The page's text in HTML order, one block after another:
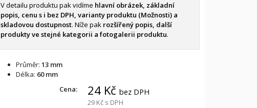
V detailu produktu pak vidíme hlavní obrázek, základní
popis, cenu s i bez DPH, varianty produktu (Možnosti) a
skladovou dostupnost. Níže pak rozšířený popis, další
produkty ve stejné kategorii a fotogalerii produktu.
Průměr: 13 mm
Délka: 60 mm
Cena:
24 Kč bez DPH
29 Kč s DPH